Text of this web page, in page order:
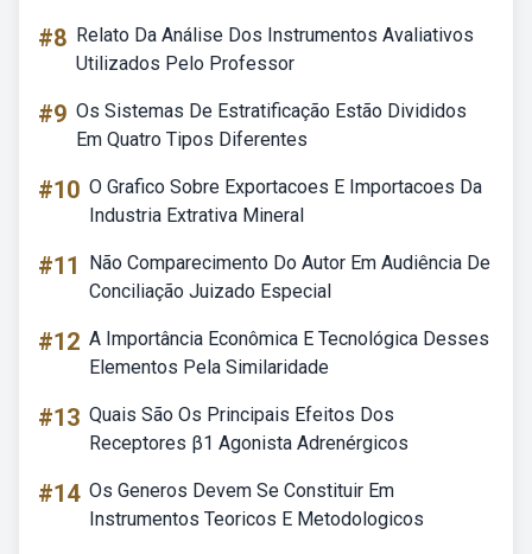
#8 Relato Da Análise Dos Instrumentos Avaliativos
Utilizados Pelo Professor
#9 Os Sistemas De Estratificação Estão Divididos
Em Quatro Tipos Diferentes
#10 O Grafico Sobre Exportacoes E Importacoes Da
Industria Extrativa Mineral
#11
Não Comparecimento Do Autor Em Audiência De
Conciliação Juizado Especial
#12 A Importância Econômica E Tecnológica Desses
Elementos Pela Similaridade
#13 Quais São Os Principais Efeitos Dos
Receptores β1 Agonista Adrenérgicos
#14 Os Generos Devem Se Constituir Em
Instrumentos Teoricos E Metodologicos